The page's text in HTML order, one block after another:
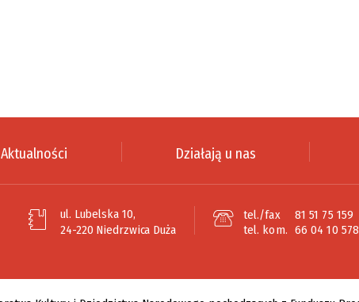
Aktualności Działają u nas
ul. Lubelska 10,
24-220 Niedrzwica Duża
tel./fax
81 51 75 159
tel. kom. 66 04 10 578